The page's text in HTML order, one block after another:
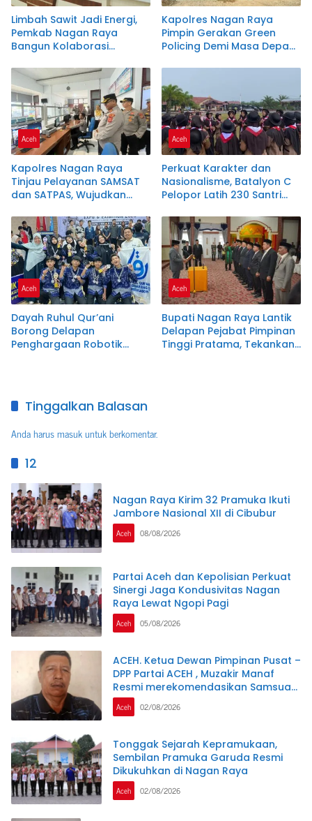
Limbah Sawit Jadi Energi,
Pemkab Nagan Raya
Bangun Kolaborasi
Kapolres Nagan Raya
Pimpin Gerakan Green
Policing Demi Masa Depan
Aceh
Kapolres Nagan Raya
Tinjau Pelayanan SAMSAT
dan SATPAS, Wujudkan
Melalui Program
Commander Wish Kapolda
Aceh
Aceh
Perkuat Karakter dan
Nasionalisme, Batalyon C
Pelopor Latih 230 Santri
Ikhwah
Aceh
Dayah Ruhul Qur’ani
Borong Delapan
Penghargaan Robotik
Aceh
Bupati Nagan Raya Lantik
Delapan Pejabat Pimpinan
Tinggi Pratama, Tekankan
Tinggalkan Balasan
Anda harusmasukuntuk berkomentar.
12
Nagan Raya Kirim 32 Pramuka Ikuti
Jambore Nasional XII di Cibubur
Aceh 08/08/2026
Partai Aceh dan Kepolisian Perkuat
Sinergi Jaga Kondusivitas Nagan
Raya Lewat Ngopi Pagi
Aceh 05/08/2026
ACEH. Ketua Dewan Pimpinan Pusat –
DPP Partai ACEH , Muzakir Manaf
Resmi merekomendasikan Samsuar
( WAN Malaya ) PJ Ketua Partai Aceh
kabupaten Nagan Raya .
Aceh 02/08/2026
Tonggak Sejarah Kepramukaan,
Sembilan Pramuka Garuda Resmi
Dikukuhkan di Nagan Raya
Aceh 02/08/2026